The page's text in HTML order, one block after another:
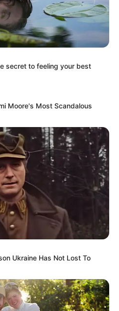
secret to feeling your best
Moore's Most Scandalous
Ukraine Has Not Lost To